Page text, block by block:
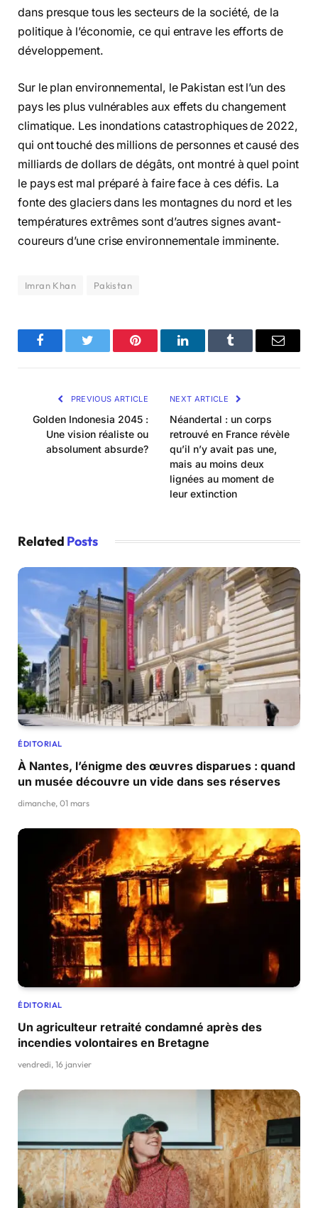
dans presque tous les secteurs de la société, de la
politique à l’économie, ce qui entrave les efforts de
développement.
Sur le plan environnemental, le Pakistan est l’un des
pays les plus vulnérables aux effets du changement
climatique. Les inondations catastrophiques de 2022,
qui ont touché des millions de personnes et causé des
milliards de dollars de dégâts, ont montré à quel point
le pays est mal préparé à faire face à ces défis. La
fonte des glaciers dans les montagnes du nord et les
températures extrêmes sont d’autres signes avant-
coureurs d’une crise environnementale imminente.
Imran Khan Pakistan
FacebookTwitter Pinterest LinkedInTumblr Email
PREVIOUS ARTICLE
Golden Indonesia 2045 :
Une vision réaliste ou
absolument absurde?
NEXT ARTICLE
Néandertal : un corps
retrouvé en France révèle
qu’il n’y avait pas une,
mais au moins deux
lignées au moment de
leur extinction
Related Posts
ÉDITORIAL
À Nantes, l’énigme des œuvres disparues : quand
un musée découvre un vide dans ses réserves
dimanche, 01 mars
ÉDITORIAL
Un agriculteur retraité condamné après des
incendies volontaires en Bretagne
vendredi, 16 janvier